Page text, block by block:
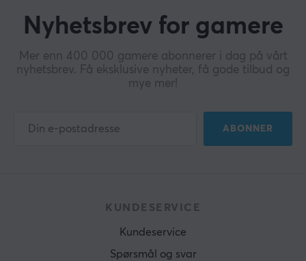
Nyhetsbrev for gamere
Mer enn 400 000 gamere abonnerer i dag på vårt
nyhetsbrev. Få eksklusive nyheter, få gode tilbud og
mye mer!
ABONNER
KUNDESERVICE
Kundeservice
Spørsmål og svar